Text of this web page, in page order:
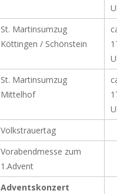
St. Martinsumzug
Köttingen / Schönstein
St. Martinsumzug
Mittelhof
Volkstrauertag
Vorabendmesse zum
1.Advent
Adventskonzert